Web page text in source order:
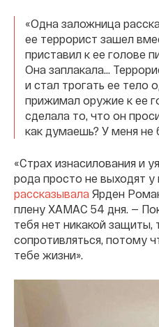
«Одна заложница
ее террорист зашел
приставил к ее голове
Она заплакала...
и стал трогать ее тело
прижимал оружие к ее
сделала то, что он
как думаешь? У меня не
«Страх изнасилования и
рода просто не выходят у
рассказывала Ярден
плену ХАМАС 54 дня. —
тебя нет никакой
сопротивляться, потому
тебе жизни».